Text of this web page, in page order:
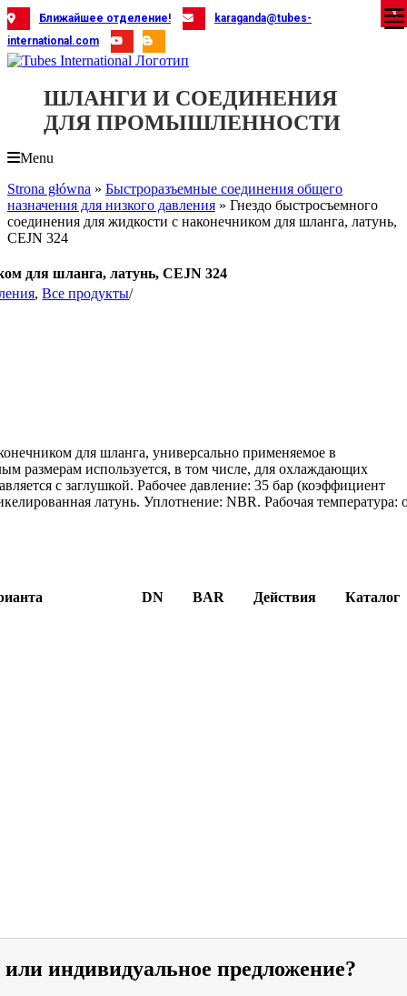
Skip
to
content
Ближайшее отделение!
karaganda@tubes-
international.com
ШЛАНГИ И СОЕДИНЕНИЯ
ДЛЯ ПРОМЫШЛЕННОСТИ
Menu
Strona główna » Быстроразъемные соединения общего
назначения для низкого давления » Гнездо быстросъемного
соединения для жидкости с наконечником для шланга, латунь,
CEJN 324
для шланга, латунь, CEJN 324
,Все продукты/
для шланга, универсально применяемое в
размерам используется, в том числе, для охлаждающих
с заглушкой. Рабочее давление: 35 бар (коэффициент
латунь. Уплотнение: NBR. Рабочая температура:
DN BAR Действия Каталог
индивидуальное предложение?
X
X
X
X
X
X
X
X
X
X
X
X
X
X
X
X
X
X
X